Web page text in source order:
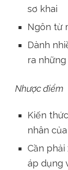
sơ khai
Ngôn từ
Dành
ra
Nhược điểm
Kiến
nhân
Cần
áp dụng